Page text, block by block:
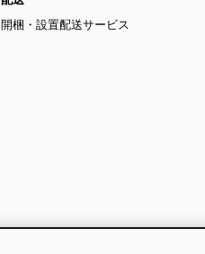
開梱・設置配送サービス